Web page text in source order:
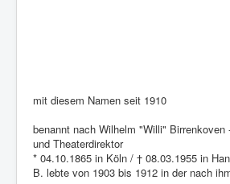
mit diesem Namen seit 1910
benannt nach Wilhelm "Willi" Birrenkoven
und Theaterdirektor
* 04.10.1865 in Köln / † 08.03.1955 in
B. lebte von 1903 bis 1912 in der nach